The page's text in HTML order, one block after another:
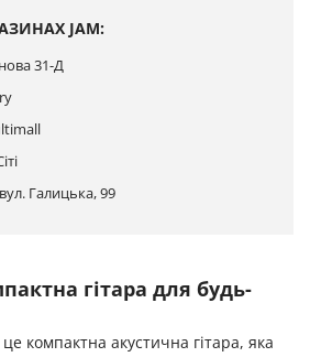
JAM:
31-Д
Галицька, 99
гітара для будь-
компактна акустична гітара, яка